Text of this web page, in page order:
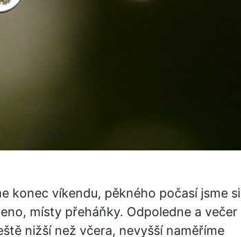
konec víkendu, pěkného počasí jsme si
místy přeháňky. Odpoledne a večer
nižší než včera, nevyšší naměříme